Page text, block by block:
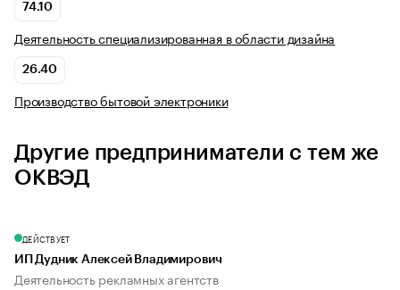
74.10
Деятельность специализированная в области дизайна
26.40
Производство бытовой электроники
Другие предприниматели с тем же
ОКВЭД
ДЕЙСТВУЕТ
ИП Дудник Алексей Владимирович
Деятельность рекламных агентств